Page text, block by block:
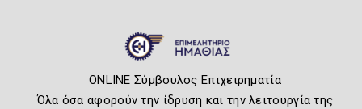
ONLINE Σύμβουλος Επιχειρηματία
Όλα όσα αφορούν την ίδρυση και την λειτουργία της